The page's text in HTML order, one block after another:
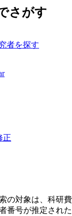
さがす
者を探す
正
の対象は、科研費
番号が推定され